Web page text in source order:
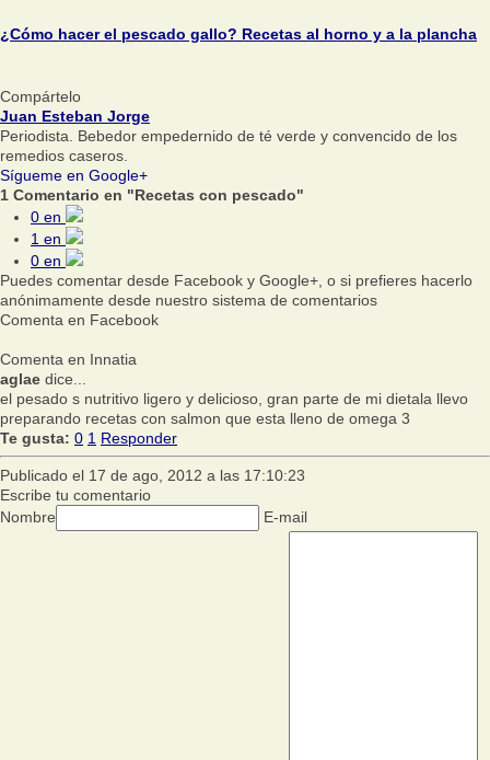
¿Cómo hacer el pescado gallo? Recetas al horno y a la plancha
Compártelo
Juan Esteban Jorge
Periodista. Bebedor empedernido de té verde y convencido de los
remedios caseros.
Sígueme en Google+
1 Comentario en "Recetas con pescado"
0 en
1 en
0 en
Puedes comentar desde Facebook y Google+, o si prefieres hacerlo
anónimamente desde nuestro sistema de comentarios
Comenta en Facebook
Comenta en Innatia
aglae dice...
el pesado s nutritivo ligero y delicioso, gran parte de mi dietala llevo
preparando recetas con salmon que esta lleno de omega 3
Te gusta: 0 1 Responder
Publicado el 17 de ago, 2012 a las 17:10:23
Escribe tu comentario
Nombre
E-mail